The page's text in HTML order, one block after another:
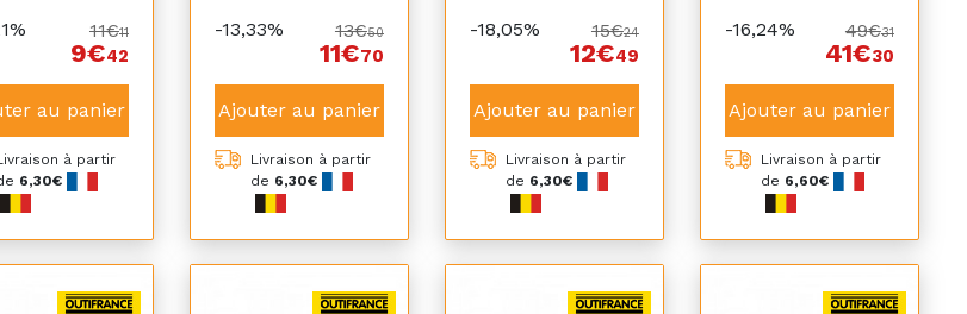
11€11
9€42
au panier
à partir
6,30€
-13,33% 13€50
11€70
Ajouter au panier
Livraison à partir
de 6,30€
-18,05% 15€24
12€49
Ajouter au panier
Livraison à partir
de 6,30€
-16,24% 49€31
41€30
Ajouter au panier
Livraison à partir
de 6,60€